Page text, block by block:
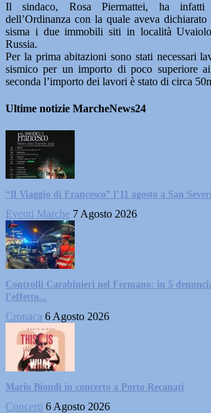
Il sindaco, Rosa Piermattei, ha
dell’Ordinanza con la quale aveva
sisma i due immobili siti in località
Russia.
Per la prima abitazioni sono stati necessari
sismico per un importo di poco superiore
seconda l’importo dei lavori è stato di circa
Ultime notizie MarcheNews24
“Il Viaggio di Francesco” l’11 agosto a San
Eventi Marche 7 Agosto 2026
Controlli Carabinieri nel Fermano: in 5
l’effetto...
Cronaca 6 Agosto 2026
Mario Biondi in concerto a Porto Recanati
Concerti 6 Agosto 2026